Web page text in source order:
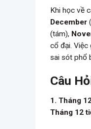
Khi học về
December
(tám),
cổ đại. Việc
sai sót phổ
Câu
1. Tháng
Tháng 12